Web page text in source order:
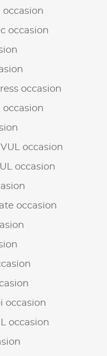
occasion
occasion
occasion
occasion
occasion
occasion
occasion
occasion
occasion